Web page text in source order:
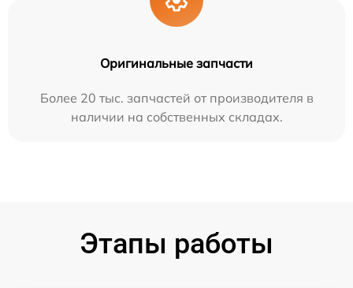
Оригинальные запчасти
Более 20 тыс. запчастей от производителя в
наличии на собственных складах.
Этапы работы